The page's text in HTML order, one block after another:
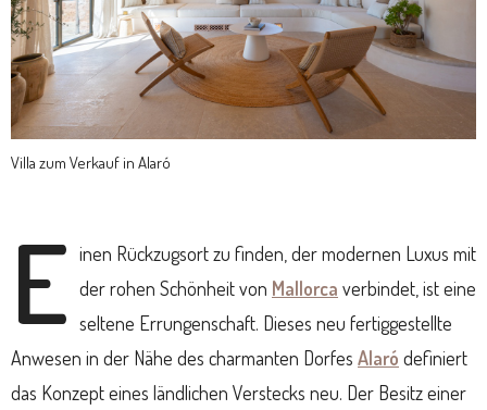
Villa zum Verkauf in Alaró
E inen Rückzugsort zu finden, der modernen Luxus mit
der rohen Schönheit von Mallorca verbindet, ist eine
seltene Errungenschaft. Dieses neu fertiggestellte
Anwesen in der Nähe des charmanten Dorfes Alaró definiert
das Konzept eines ländlichen Verstecks neu. Der Besitz einer